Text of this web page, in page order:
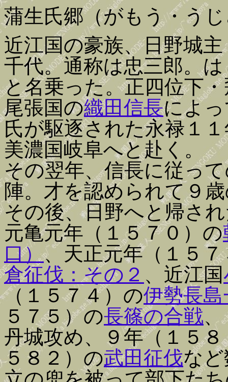
蒲生氏郷（がもう・う
近江国の豪族、日野城主
千代。通称は忠三郎。
と名乗った。正四位下
尾張国の織田信長によ
氏が駆逐された永禄１
美濃国岐阜へと赴く。
その翌年、信長に従っ
陣。才を認められて９
その後、日野へと帰さ
元亀元年（１５７０）の
口）、天正元年（１５
倉征伐：その２ 、近江国
（１５７４）の伊勢長
５７５）の長篠の合戦
丹城攻め、９年（１５
５８２）の武田征伐な